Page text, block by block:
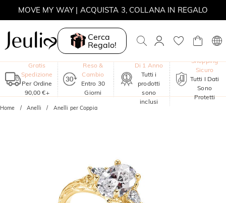
MOVE MY WAY | ACQUISTA 3, COLLANA IN REGALO
Cerca
Regalo!
Gratis
Spedizione
Per Ordine
90,00 €+
Reso &
Cambio
Entro 30
Giorni
Di 1 Anno
Tutti i
prodotti
sono
inclusi
Shopping
Sicuro
Tutti I Dati
Sono
Protetti
Home Anelli Anelli per Coppia